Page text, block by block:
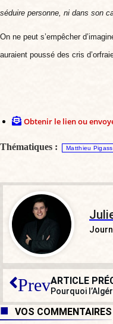
séduire personne, ni dans son
On ne peut s’empêcher
auraient poussé des cris
Obtenir le lien ou
Thématiques : Matthieu
PrevARTICLE
Pourquoi
VOS COMMENTAIRES